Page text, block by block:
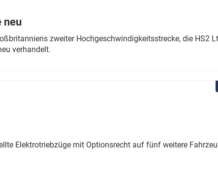
neu
zweiter Hochgeschwindigkeitsstrecke, die HS2
verhandelt.
Elektrotriebzüge mit Optionsrecht auf fünf weitere